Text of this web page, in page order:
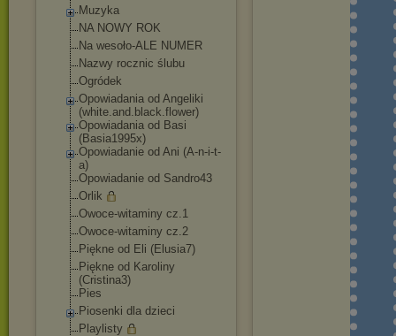
Muzyka
NA NOWY ROK
Na wesoło-ALE NUMER
Nazwy rocznic ślubu
Ogródek
Opowiadania od Angeliki
(white.and.black.flower)
Opowiadania od Basi
(Basia1995x)
Opowiadanie od Ani (A-n-i-t-
a)
Opowiadanie od Sandro43
Orlik
Owoce-witaminy cz.1
Owoce-witaminy cz.2
Piękne od Eli (Elusia7)
Piękne od Karoliny
(Cristina3)
Pies
Piosenki dla dzieci
Playlisty